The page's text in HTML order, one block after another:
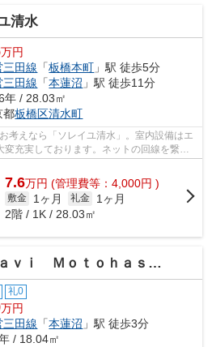
清水
万円
三田線 「板橋本町 」駅 徒歩5分
三田線 「本蓮沼 」駅 徒歩11分
年 / 28.03㎡
都板橋区清水町
考えなら「ソレイユ清水」。室内設備はエ
変充実しております。ネットの回線を繋げ
7.6万円 (管理費等：4,000円 )
敷金 1ヶ月 礼金
1ヶ月
2階 / 1K / 28.03㎡
ｉ Ｍｏｔｏｈａｓｕｎｕｍａ
礼0
万円
三田線 「本蓮沼 」駅 徒歩3分
/ 18.04㎡